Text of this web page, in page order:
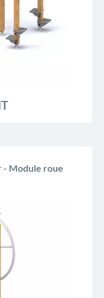
- Module roue